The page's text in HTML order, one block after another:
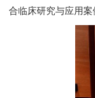
合临床研究与应用案